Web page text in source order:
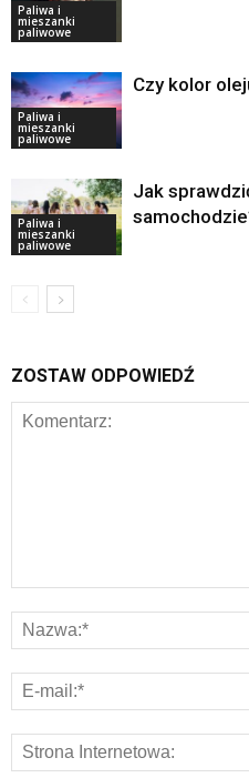
Paliwa i
mieszanki
paliwowe
Paliwa i
mieszanki
paliwowe
Czy kolor
Paliwa i
mieszanki
paliwowe
Jak
ZOSTAW ODPOWIEDŹ